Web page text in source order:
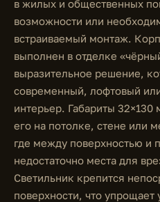
в жилых и общественных
возможности или
встраиваемый монтаж.
выполнен в отделке
выразительное решение,
современный, лофтовый
интерьер. Габариты
его на потолке, стене или
где между поверхностью и
недостаточно места для
Светильник крепится
поверхности, что упрощает